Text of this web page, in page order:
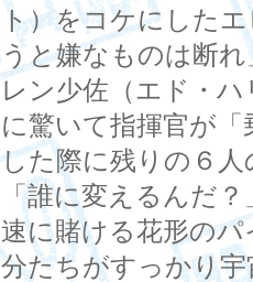
ト）をコケにした
うと嫌なものは断
レン少佐（エド・
に驚いて指揮官が
した際に残りの６
「誰に変えるんだ
速に賭ける花形の
分たちがすっかり